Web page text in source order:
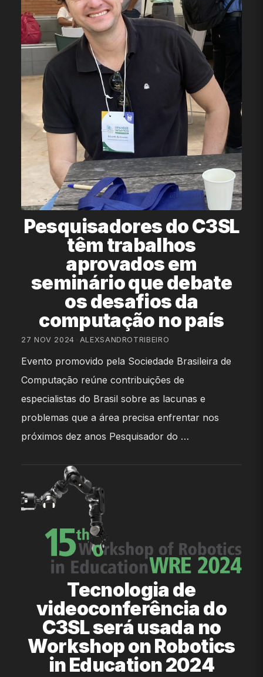
Pesquisadores do C3SL
têm trabalhos
aprovados em
seminário que debate
os desafios da
computação no país
27 NOV 2024 ALEXSANDROTRIBEIRO
Evento promovido pela Sociedade Brasileira de
Computação reúne contribuições de
especialistas do Brasil sobre as lacunas e
problemas que a área precisa enfrentar nos
próximos dez anos Pesquisador do …
Tecnologia de
videoconferência do
C3SL será usada no
Workshop on Robotics
in Education 2024